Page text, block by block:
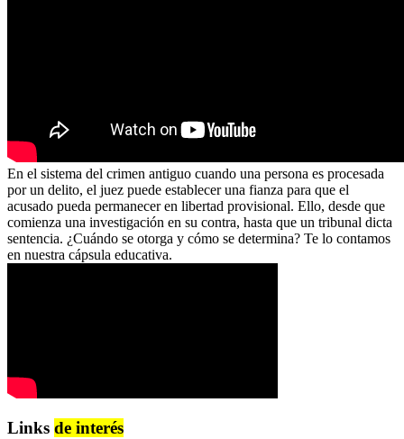
En el sistema del crimen antiguo cuando una persona es procesada
por un delito, el juez puede establecer una fianza para que el
acusado pueda permanecer en libertad provisional. Ello, desde que
comienza una investigación en su contra, hasta que un tribunal dicta
sentencia. ¿Cuándo se otorga y cómo se determina? Te lo contamos
en nuestra cápsula educativa.
Links de interés